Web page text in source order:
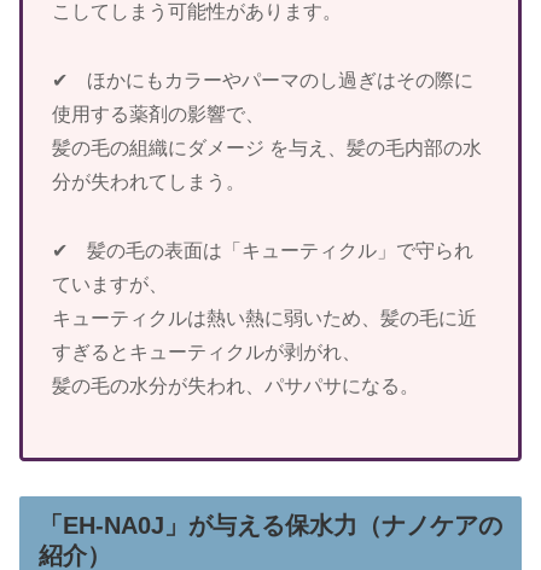
こしてしまう可能性があります。
✔ ほかにもカラーやパーマのし過ぎはその際に
使用する薬剤の影響で、
髪の毛の組織にダメージ を与え、髪の毛内部の水
分が失われてしまう。
✔ 髪の毛の表面は「キューティクル」で守られ
ていますが、
キューティクルは熱い熱に弱いため、髪の毛に近
すぎるとキューティクルが剥がれ、
髪の毛の水分が失われ、パサパサになる。
「EH-NA0J」が与える保水力（ナノケアの
紹介）